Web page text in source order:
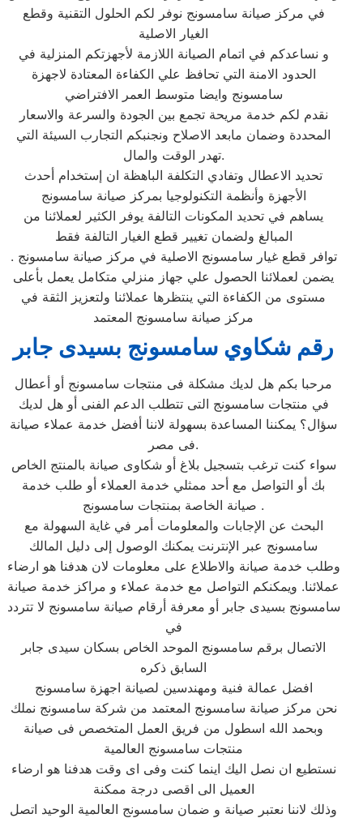
في مركز صيانة سامسونج نوفر لكم الحلول التقنية وقطع
الغيار الاصلية
و نساعدكم في اتمام الصيانة اللازمة لأجهزتكم المنزلية في
الحدود الامنة التي تحافظ علي الكفاءة المعتادة لاجهزة
سامسونج وايضا متوسط العمر الافتراضي
نقدم لكم خدمة مريحة تجمع بين الجودة والسرعة والاسعار
المحددة وضمان مابعد الاصلاح ونجنبكم التجارب السيئة التي
تهدر الوقت والمال.
تحديد الاعطال وتفادي التكلفة الباهظة ان إستخدام أحدث
الأجهزة وأنظمة التكنولوجيا بمركز صيانة سامسونج
يساهم في تحديد المكونات التالفة يوفر الكثير لعملائنا من
المبالغ ولضمان تغيير قطع الغيار التالفة فقط
توافر قطع غيار سامسونج الاصلية في مركز صيانة سامسونج .
يضمن لعملائنا الحصول علي جهاز منزلي متكامل يعمل بأعلى
مستوى من الكفاءة التي ينتظرها عملائنا ولتعزيز الثقة في
مركز صيانة سامسونج المعتمد
رقم شكاوي سامسونج بسيدى جابر
مرحبا بكم هل لديك مشكلة فى منتجات سامسونج أو أعطال
في منتجات سامسونج التى تتطلب الدعم الفنى أو هل لديك
سؤال؟ يمكننا المساعدة بسهولة لاننا أفضل خدمة عملاء صيانة
فى مصر.
سواء كنت ترغب بتسجيل بلاغ أو شكاوى صيانة بالمنتج الخاص
بك أو التواصل مع أحد ممثلي خدمة العملاء أو طلب خدمة
صيانة الخاصة بمنتجات سامسونج .
البحث عن الإجابات والمعلومات أمر في غاية السهولة مع
سامسونج عبر الإنترنت يمكنك الوصول إلى دليل المالك
وطلب خدمة صيانة والاطلاع على معلومات لان هدفنا هو ارضاء
عملائنا. ويمكنكم التواصل مع خدمة عملاء و مراكز خدمة صيانة
سامسونج بسيدى جابر أو معرفة أرقام صيانة سامسونج لا تتردد
في
الاتصال برقم سامسونج الموحد الخاص بسكان سيدى جابر
السابق ذكره
افضل عمالة فنية ومهندسين لصيانة اجهزة سامسونج
نحن مركز صيانة سامسونج المعتمد من شركة سامسونج نملك
وبحمد الله اسطول من فريق العمل المتخصص فى صيانة
منتجات سامسونج العالمية
نستطيع ان نصل اليك اينما كنت وفى اى وقت هدفنا هو ارضاء
العميل الى اقصى درجة ممكنة
وذلك لاننا نعتبر صيانة و ضمان سامسونج العالمية الوحيد اتصل